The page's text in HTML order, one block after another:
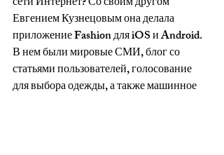
Евгением Кузнецовым она делала
приложение Fashion для iOS и Android.
В нем были мировые СМИ, блог со
статьями пользователей, голосование
для выбора одежды, а также машинное